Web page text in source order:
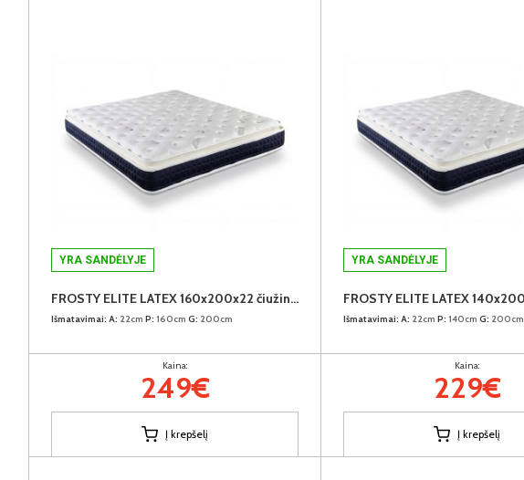
YRA SANDĖLYJE
FROSTY ELITE LATEX 160x200x22 čiužinys (Susuktas)
Išmatavimai: A: 22cm P: 160cm G: 200cm
Kaina:
249€
Į krepšelį
YRA SANDĖLYJE
Išmatavimai: A: 22cm P: 140cm G: 200cm
Kaina:
229€
Į krepšelį